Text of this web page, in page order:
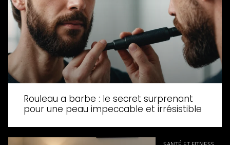
Rouleau a barbe : le secret surprenant
pour une peau impeccable et irrésistible